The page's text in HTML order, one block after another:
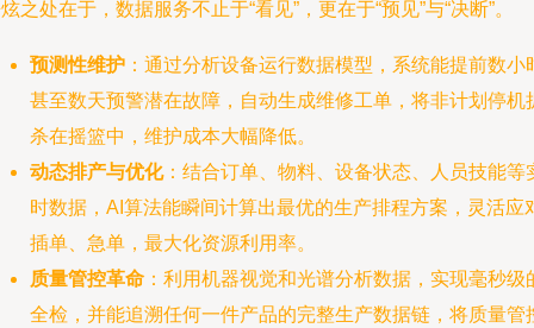
之处在于，数据服务不止于“看见”，更在于“预见”与“决断”。
预测性维护 ：通过分析设备运行数据模型，系统能提前数小
甚至数天预警潜在故障，自动生成维修工单，将非计划停机
杀在摇篮中，维护成本大幅降低。
动态排产与优化：结合订单、物料、设备状态、人员技能等
时数据，AI算法能瞬间计算出最优的生产排程方案，灵活应
插单、急单，最大化资源利用率。
质量管控革命 ：利用机器视觉和光谱分析数据，实现毫秒级
全检，并能追溯任何一件产品的完整生产数据链，将质量管